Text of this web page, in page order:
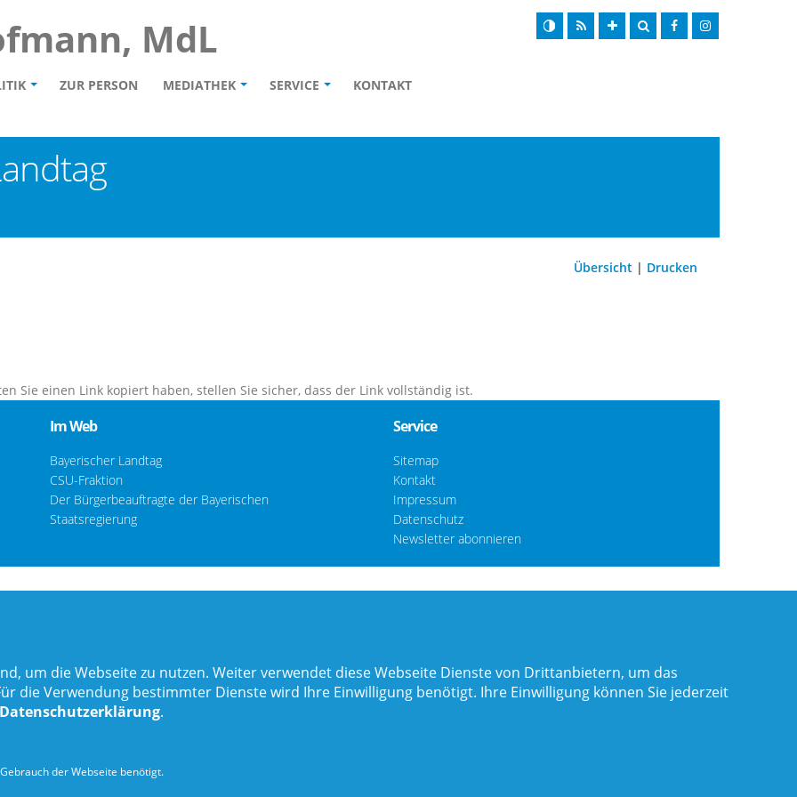
MdL
ZUR PERSON MEDIATHEK SERVICE KONTAKT
Übersicht | Drucken
Sie einen Link kopiert haben, stellen Sie sicher, dass der Link vollständig ist.
Im Web
Bayerischer Landtag
CSU-Fraktion
Der Bürgerbeauftragte der Bayerischen
Staatsregierung
Service
Sitemap
Kontakt
Impressum
Datenschutz
Newsletter abonnieren
um die Webseite zu nutzen. Weiter verwendet diese Webseite Dienste von Drittanbietern, um das
die Verwendung bestimmter Dienste wird Ihre Einwilligung benötigt. Ihre Einwilligung können Sie jederzeit
.
der Webseite benötigt.